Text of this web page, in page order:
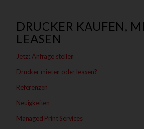
DRUCKER KAUFEN,
LEASEN
Jetzt Anfrage stellen
Drucker mieten oder leasen?
Referenzen
Neuigkeiten
Managed Print Services